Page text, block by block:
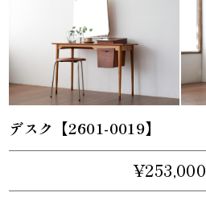
デスク【2601-0019】
¥253,000